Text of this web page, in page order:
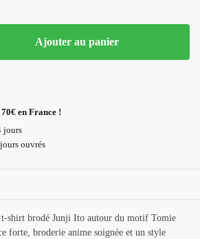
Ajouter au panier
en France !
jours
ouvrés
shirt brodé Junji Ito autour du motif Tomie
forte, broderie anime soignée et un style